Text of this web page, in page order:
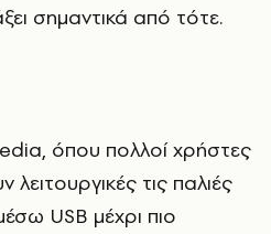
σημαντικά από τότε.
όπου πολλοί χρήστες
τις παλιές
USB μέχρι πιο